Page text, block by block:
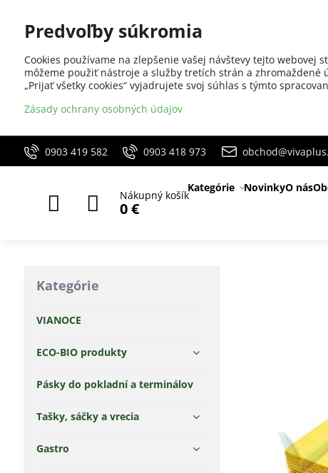
0903 419 582 0903 418 973
Nákupný košík
0 €
Kategórie NovinkyO nás
Kategórie
VIANOCE
ECO-BIO produkty
Pásky do pokladní a terminálov
Tašky, sáčky a vrecia
Gastro
Predvoľby súkromia
Cookies používame na zlepšenie vašej návštevy tejto
môžeme použiť nástroje a služby tretích strán a
„Prijať všetky cookies“ vyjadrujete svoj súhlas s týmto
Zásady ochrany osobných údajov